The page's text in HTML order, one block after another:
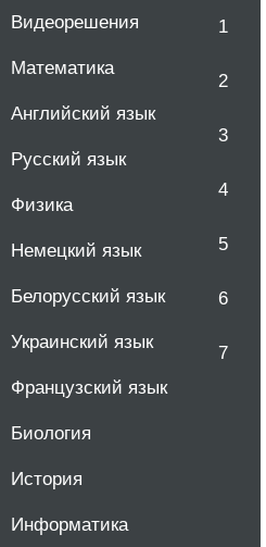
Видеорешения
Математика
Английский язык
Русский язык
Физика
Немецкий язык
Белорусский язык
Украинский язык
Французский язык
Биология
История
Информатика
1
2
3
4
5
6
7